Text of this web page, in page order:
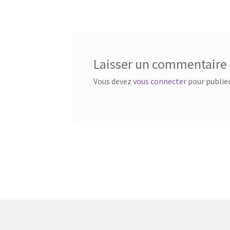
Laisser un commentaire
Vous devez vous connecterpour